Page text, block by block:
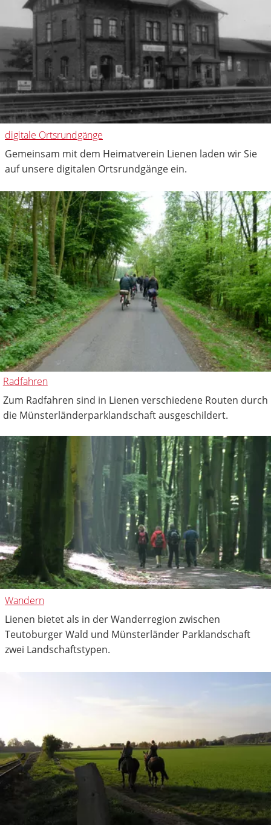
digitale Ortsrundgänge
Gemeinsam mit dem Heimatverein Lienen laden wir Sie
auf unsere digitalen Ortsrundgänge ein.
Radfahren
Zum Radfahren sind in Lienen verschiedene Routen durch
die Münsterländerparklandschaft ausgeschildert.
Wandern
Lienen bietet als in der Wanderregion zwischen
Teutoburger Wald und Münsterländer Parklandschaft
zwei Landschaftstypen.